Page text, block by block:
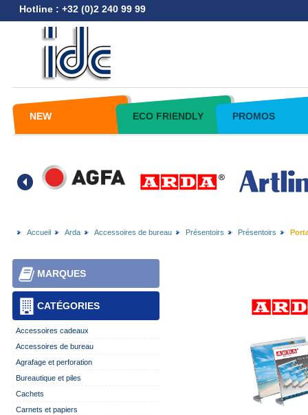
Hotline : +32 (0)2 240 99 99
NEW ECO FRIENDLY PROMOS
Accueil Arda Accessoires de bureau Présentoirs Présentoirs
CATÉGORIES
MARQUES
Accessoires cadeaux
Accessoires de bureau
Agrafage et perforation
Bureautique et piles
Cachets
Carnets et papiers